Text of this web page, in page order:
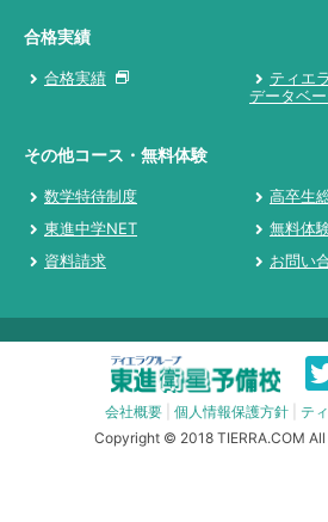
合格実績
合格実績
ティエ
データベー
その他コース・無料体験
数学特待制度
高卒生
東進中学NET
無料体
資料請求
お問い
会社概要 個人情報保護方針
テ
Copyright © 2018 TIERRA.COM